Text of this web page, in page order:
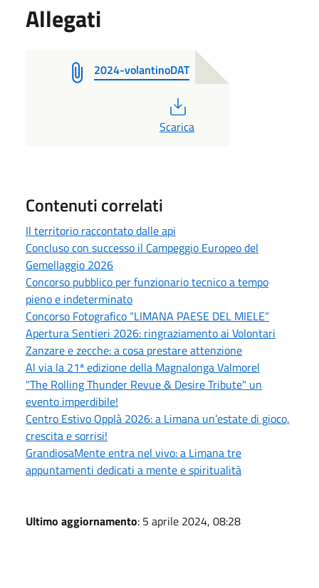
Allegati
2024-volantinoDAT
Scarica
Contenuti correlati
Il territorio raccontato dalle api
Concluso con successo il Campeggio Europeo del
Gemellaggio 2026
Concorso pubblico per funzionario tecnico a tempo
pieno e indeterminato
Concorso Fotografico “LIMANA PAESE DEL MIELE”
Apertura Sentieri 2026: ringraziamento ai Volontari
Zanzare e zecche: a cosa prestare attenzione
Al via la 21ª edizione della Magnalonga Valmorel
"The Rolling Thunder Revue & Desire Tribute" un
evento imperdibile!
Centro Estivo Opplà 2026: a Limana un’estate di gioco,
crescita e sorrisi!
GrandiosaMente entra nel vivo: a Limana tre
appuntamenti dedicati a mente e spiritualità
Ultimo aggiornamento: 5 aprile 2024, 08:28